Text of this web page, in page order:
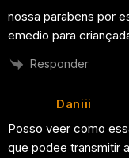
nossa parabens por
emedio para
Responder
Daniii
Posso veer como
que podee transmitir